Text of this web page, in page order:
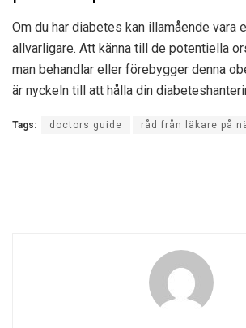
Om du har diabetes kan illamående vara
allvarligare. Att känna till de potentiella
man behandlar eller förebygger denna
är nyckeln till att hålla din
Tags: doctors guide råd från läkare på